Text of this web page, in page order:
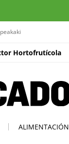
kaki
Hortofrutícola
ALIMENTACIÓN